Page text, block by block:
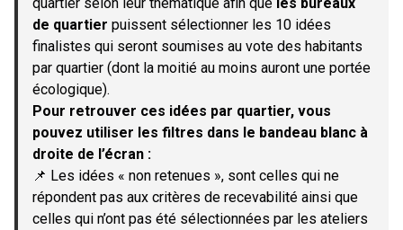
de quartier puissent sélectionner les 10 idées
finalistes qui seront soumises au vote des habitants
par quartier (dont la moitié au moins auront une portée
écologique).
Pour retrouver ces idées par quartier, vous
pouvez utiliser les filtres dans le bandeau blanc à
droite de l’écran :
📌 Les idées « non retenues », sont celles qui ne
répondent pas aux critères de recevabilité ainsi que
celles qui n’ont pas été sélectionnées par les ateliers